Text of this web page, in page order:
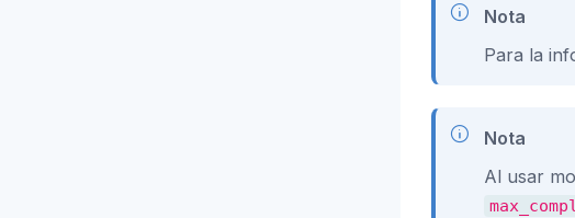
Nota
Para la
Nota
Al usar